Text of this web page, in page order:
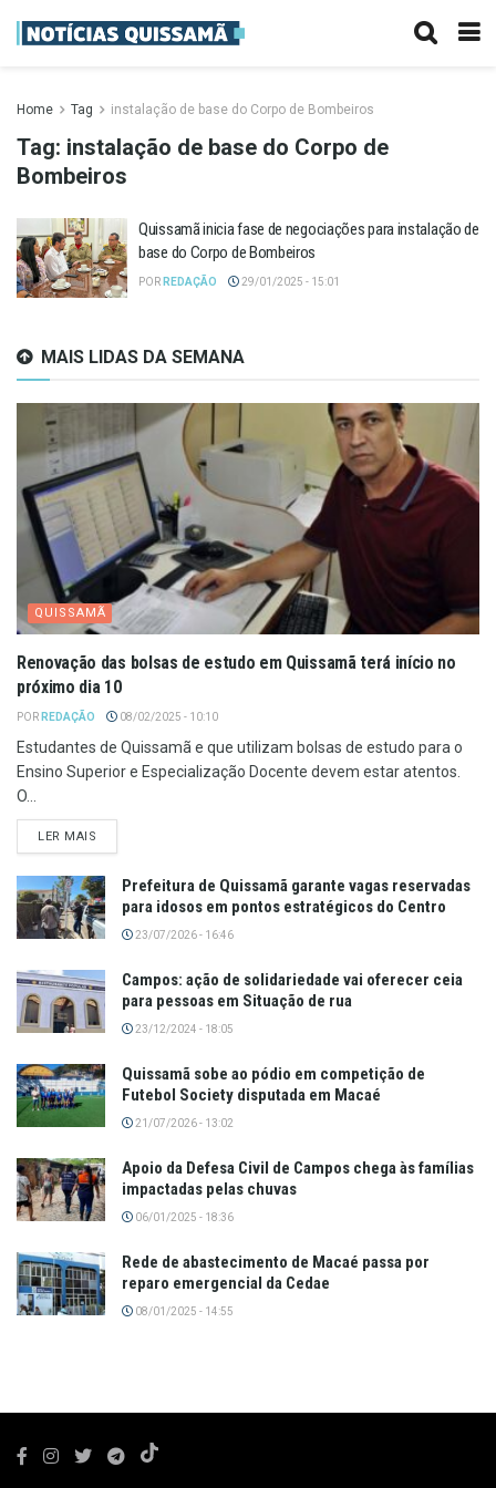
Home Tag instalação de base do Corpo de Bombeiros
Tag: instalação de base do Corpo de
Bombeiros
Quissamã inicia fase de negociações para instalação de
base do Corpo de Bombeiros
POR REDAÇÃO 29/01/2025 - 15:01
MAIS LIDAS DA SEMANA
QUISSAMÃ
Renovação das bolsas de estudo em Quissamã terá início no
próximo dia 10
POR REDAÇÃO 08/02/2025 - 10:10
Estudantes de Quissamã e que utilizam bolsas de estudo para o
Ensino Superior e Especialização Docente devem estar atentos.
O...
LER MAIS
Prefeitura de Quissamã garante vagas reservadas
para idosos em pontos estratégicos do Centro
23/07/2026 - 16:46
Campos: ação de solidariedade vai oferecer ceia
para pessoas em Situação de rua
23/12/2024 - 18:05
Quissamã sobe ao pódio em competição de
Futebol Society disputada em Macaé
21/07/2026 - 13:02
Apoio da Defesa Civil de Campos chega às famílias
impactadas pelas chuvas
06/01/2025 - 18:36
Rede de abastecimento de Macaé passa por
reparo emergencial da Cedae
08/01/2025 - 14:55